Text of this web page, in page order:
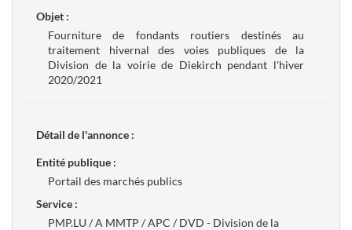
Objet :
Fourniture de fondants routiers destinés au
traitement hivernal des voies publiques de la
Division de la voirie de Diekirch pendant l'hiver
2020/2021
Détail de l'annonce :
Entité publique :
Portail des marchés publics
Service :
PMP.LU / A MMTP / APC / DVD - Division de la